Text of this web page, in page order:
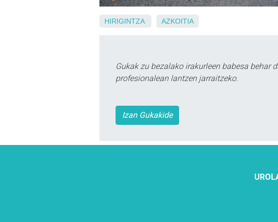
HIRIGINTZA AZKOITIA
Gukak zu bezalako irakurleen babesa behar
profesionalean lantzen jarraitzeko.
Izan Gukakide